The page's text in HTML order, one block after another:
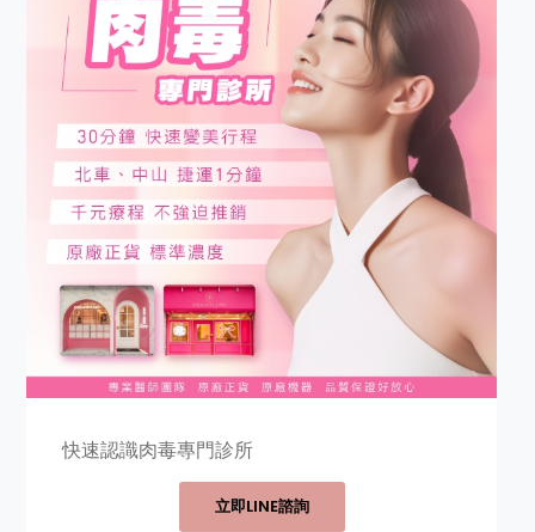
快速認識肉毒專門診所
立即LINE諮詢